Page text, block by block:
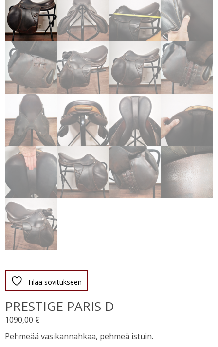
Tilaa sovitukseen
PRESTIGE PARIS D
1090,00 €
Pehmeää vasikannahkaa, pehmeä istuin.